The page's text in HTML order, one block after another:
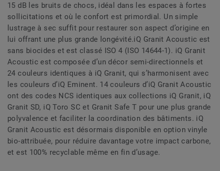
15 dB les bruits de chocs, idéal dans les espaces à fortes
sollicitations et où le confort est primordial. Un simple
lustrage à sec suffit pour restaurer son aspect d’origine en
lui offrant une plus grande longévité.iQ Granit Acoustic est
sans biocides et est classé ISO 4 (ISO 14644-1). iQ Granit
Acoustic est composée d’un décor semi-directionnels et
24 couleurs identiques à iQ Granit, qui s’harmonisent avec
les couleurs d’iQ Eminent. 14 couleurs d’iQ Granit Acoustic
ont des codes NCS identiques aux collections iQ Granit, iQ
Granit SD, iQ Toro SC et Granit Safe T pour une plus grande
polyvalence et faciliter la coordination des bâtiments. iQ
Granit Acoustic est désormais disponible en option vinyle
bio-attribuée, pour réduire davantage votre impact carbone,
et est 100% recyclable même en fin d’usage.